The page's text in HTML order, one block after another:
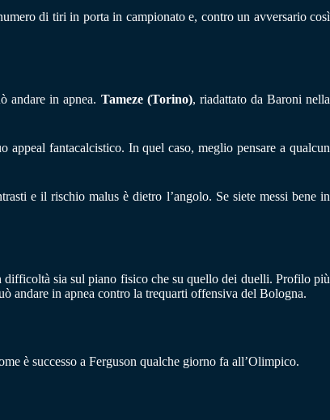
di tiri in porta in campionato e, contro un avversario così
andare in apnea. Tameze (Torino), riadattato da Baroni nella
fantacalcistico. In quel caso, meglio pensare a qualcun
e il rischio malus è dietro l’angolo. Se siete messi bene in
difficoltà sia sul piano fisico che su quello dei duelli. Profilo più
andare in apnea contro la trequarti offensiva del Bologna.
è successo a Ferguson qualche giorno fa all’Olimpico.